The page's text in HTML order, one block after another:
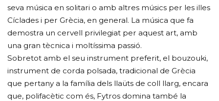
seva música en solitari o amb altres músics per les illes
Cíclades i per Grècia, en general. La música que fa
demostra un cervell privilegiat per aquest art, amb
una gran tècnica i moltíssima passió.
Sobretot amb el seu instrument preferit, el bouzouki,
instrument de corda polsada, tradicional de Grècia
que pertany a la família dels llaüts de coll llarg, encara
que, polifacètic com és, Fytros domina també la